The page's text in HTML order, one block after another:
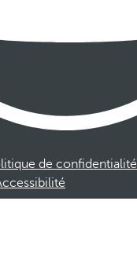
de confidentialité